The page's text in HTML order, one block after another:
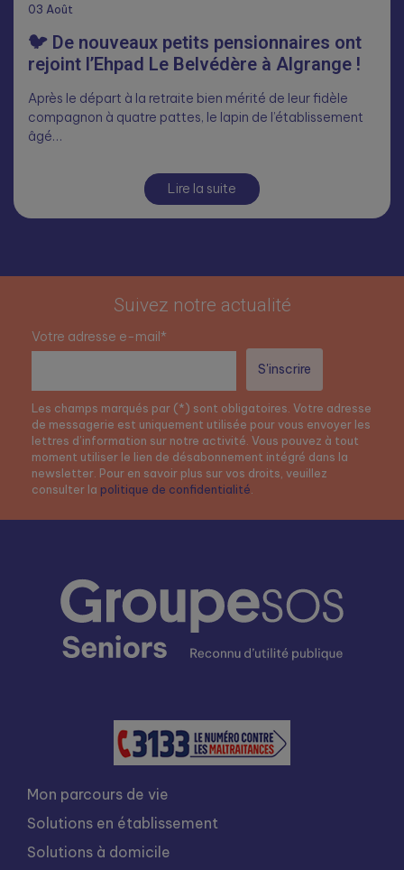
03 Août
🐦 De nouveaux petits pensionnaires ont
rejoint l’Ehpad Le Belvédère à Algrange !
Après le départ à la retraite bien mérité de leur fidèle
compagnon à quatre pattes, le lapin de l’établissement
âgé…
Lire la suite
Suivez notre actualité
Votre adresse e-mail*
Les champs marqués par (*) sont obligatoires. Votre adresse
de messagerie est uniquement utilisée pour vous envoyer les
lettres d’information sur notre activité. Vous pouvez à tout
moment utiliser le lien de désabonnement intégré dans la
newsletter. Pour en savoir plus sur vos droits, veuillez
consulter la politique de confidentialité
Mon parcours de vie
Solutions en établissement
Solutions à domicile